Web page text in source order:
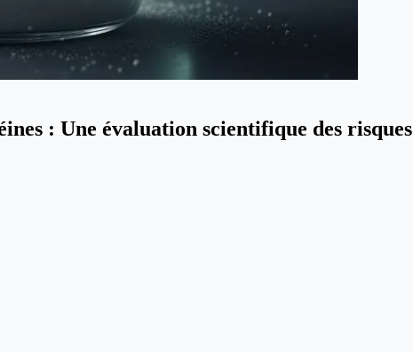
: Une évaluation scientifique des risques